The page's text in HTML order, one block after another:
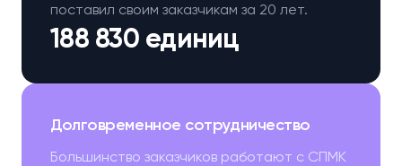
188 830 единиц
поставил своим заказчикам за 20 лет.
Долговременное сотрудничество
Большинство заказчиков работают с СПМК